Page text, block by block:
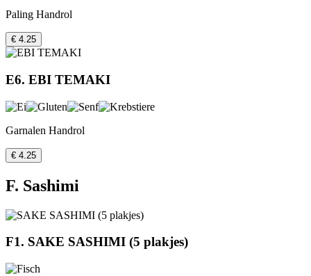
Paling Handrol
€ 4.25
E6. EBI TEMAKI
Garnalen Handrol
€ 4.25
F. Sashimi
F1. SAKE SASHIMI (5 plakjes)